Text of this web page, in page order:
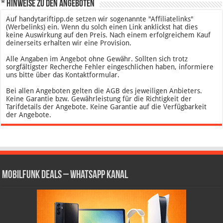
* Hinweise zu den Angeboten
Auf handytariftipp.de setzen wir sogenannte "Affiliatelinks"
(Werbelinks) ein. Wenn du solch einen Link anklickst hat dies
keine Auswirkung auf den Preis. Nach einem erfolgreichem Kauf
deinerseits erhalten wir eine Provision.
Alle Angaben im Angebot ohne Gewähr. Sollten sich trotz
sorgfältigster Recherche Fehler eingeschlichen haben, informiere
uns bitte über das Kontaktformular.
Bei allen Angeboten gelten die AGB des jeweiligen Anbieters.
Keine Garantie bzw. Gewährleistung für die Richtigkeit der
Tarifdetails der Angebote. Keine Garantie auf die Verfügbarkeit
der Angebote.
Mobilfunk Deals – WhatsApp Kanal